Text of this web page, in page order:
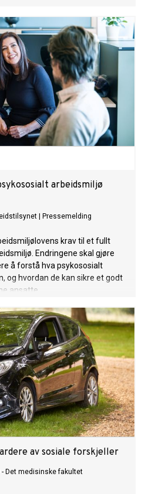
arbeidsmiljø
Pressemelding
krav til et fullt
Endringene skal gjøre
å forstå hva psykososialt
og hvordan de kan sikre et godt
ansatte.
av sosiale forskjeller
- Det medisinske fakultet